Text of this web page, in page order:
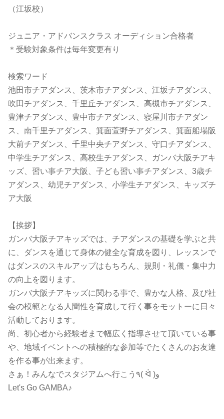
（江坂校）
ジュニア・アドバンスクラス オーディション合格者
＊受験対象条件は毎年変更有り
検索ワード
池田市チアダンス、茨木市チアダンス、江坂チアダンス、
吹田チアダンス、千里丘チアダンス、高槻市チアダンス、
豊津チアダンス、豊中市チアダンス、寝屋川市チアダン
ス、南千里チアダンス、箕面萱野チアダンス、箕面船場阪
大前チアダンス、千里中央チアダンス、守口チアダンス、
中学生チアダンス、高校生チアダンス、ガンバ大阪チアキ
ッズ、習い事チア大阪、子ども習い事チアダンス、3歳チ
アダンス、幼児チアダンス、小学生チアダンス、キッズチ
ア大阪
【挨拶】
ガンバ大阪チアキッズでは、チアダンスの基礎を学ぶと共
に、ダンスを通じて身体の健全な育成を図り、レッスンで
はダンスのスキルアップはもちろん、規則・礼儀・集中力
の向上を図ります。
ガンバ大阪チアキッズに関わる事で、豊かな人格、及び社
会の模範となる人間性を育成して行く事をモットーに日々
活動しております。
尚、初心者から経験者まで幅広く指導させて頂いている事
や、地域イベントへの積極的な参加等でたくさんのお友達
を作る事が出来ます。
さぁ！みんなでスタジアムへ行こう٩( ᐛ )و
Let's Go GAMBA♪